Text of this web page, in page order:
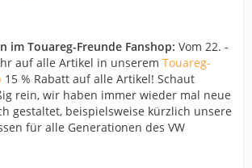
im Touareg-Freunde Fanshop: Vom 22. -
auf alle Artikel in unserem Touareg-
15 % Rabatt auf alle Artikel! Schaut
rein, wir haben immer wieder mal neue
gestaltet, beispielsweise kürzlich unsere
für alle Generationen des VW